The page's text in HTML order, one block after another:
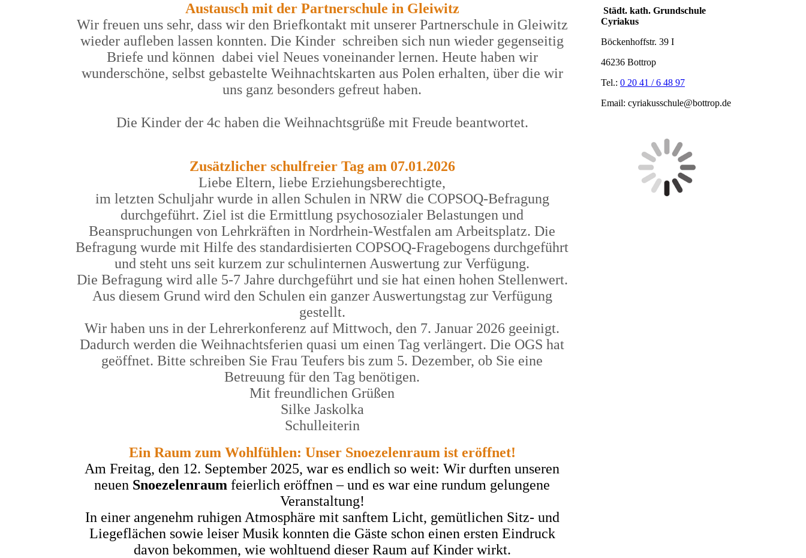
Austausch mit der Partnerschule in Gleiwitz
Wir freuen uns sehr, dass wir den Briefkontakt mit unserer Partnerschule in Gleiwitz
wieder aufleben lassen konnten. Die Kinder schreiben sich nun wieder gegenseitig
Briefe und können dabei viel Neues voneinander lernen. Heute haben wir
wunderschöne, selbst gebastelte Weihnachtskarten aus Polen erhalten, über die wir
uns ganz besonders gefreut haben.
Die Kinder der 4c haben die Weihnachtsgrüße mit Freude beantwortet.
Zusätzlicher schulfreier Tag am 07.01.2026
Liebe Eltern, liebe Erziehungsberechtigte,
im letzten Schuljahr wurde in allen Schulen in NRW die COPSOQ-Befragung
durchgeführt. Ziel ist die Ermittlung psychosozialer Belastungen und
Beanspruchungen von Lehrkräften in Nordrhein-Westfalen am Arbeitsplatz. Die
Befragung wurde mit Hilfe des standardisierten COPSOQ-Fragebogens durchgeführt
und steht uns seit kurzem zur schulinternen Auswertung zur Verfügung.
Die Befragung wird alle 5-7 Jahre durchgeführt und sie hat einen hohen Stellenwert.
Aus diesem Grund wird den Schulen ein ganzer Auswertungstag zur Verfügung
gestellt.
Wir haben uns in der Lehrerkonferenz auf Mittwoch, den 7. Januar 2026 geeinigt.
Dadurch werden die Weihnachtsferien quasi um einen Tag verlängert. Die OGS hat
geöffnet. Bitte schreiben Sie Frau Teufers bis zum 5. Dezember, ob Sie eine
Betreuung für den Tag benötigen.
Mit freundlichen Grüßen
Silke Jaskolka
Schulleiterin
Ein Raum zum Wohlfühlen: Unser Snoezelenraum ist eröffnet!
Am Freitag, den 12. September 2025, war es endlich so weit: Wir durften unseren
neuen Snoezelenraum feierlich eröffnen – und es war eine rundum gelungene
Veranstaltung!
In einer angenehm ruhigen Atmosphäre mit sanftem Licht, gemütlichen Sitz- und
Liegeflächen sowie leiser Musik konnten die Gäste schon einen ersten Eindruck
davon bekommen, wie wohltuend dieser Raum auf Kinder wirkt.
Städt. kath. Grundschule
Cyriakus
Böckenhoffstr. 39 I
46236 Bottrop
Tel.: 0 20 41 / 6 48 97
Email: cyriakusschule@bottrop.de